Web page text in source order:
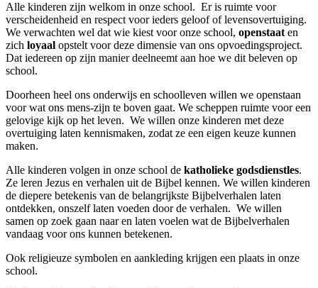
Alle kinderen zijn welkom in onze school. Er is ruimte voor
verscheidenheid en respect voor ieders geloof of levensovertuiging.
We verwachten wel dat wie kiest voor onze school, openstaat en
zich loyaal opstelt voor deze dimensie van ons opvoedingsproject.
Dat iedereen op zijn manier deelneemt aan hoe we dit beleven op
school.
Doorheen heel ons onderwijs en schoolleven willen we openstaan
voor wat ons mens-zijn te boven gaat. We scheppen ruimte voor een
gelovige kijk op het leven. We willen onze kinderen met deze
overtuiging laten kennismaken, zodat ze een eigen keuze kunnen
maken.
Alle kinderen volgen in onze school de katholieke godsdienstles.
Ze leren Jezus en verhalen uit de Bijbel kennen. We willen kinderen
de diepere betekenis van de belangrijkste Bijbelverhalen laten
ontdekken, onszelf laten voeden door de verhalen. We willen
samen op zoek gaan naar en laten voelen wat de Bijbelverhalen
vandaag voor ons kunnen betekenen.
Ook religieuze symbolen en aankleding krijgen een plaats in onze
school.